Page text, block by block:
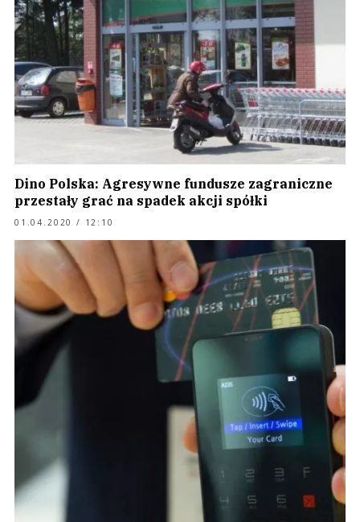
Dino Polska: Agresywne fundusze zagraniczne
przestały grać na spadek akcji spółki
01.04.2020 / 12:10